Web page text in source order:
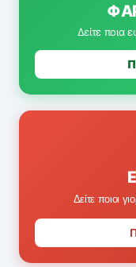
Δείτε ποια
Δείτε ποιοι